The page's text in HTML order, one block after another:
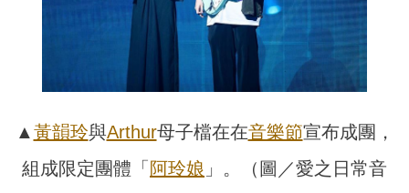
▲黃韻玲與Arthur母子檔在在音樂節宣布成團，
組成限定團體「 阿玲娘 」。（圖／愛之日常音